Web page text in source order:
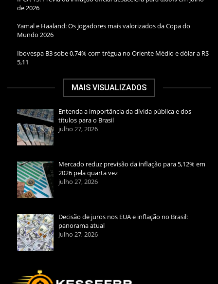
de 2026
Yamal e Haaland: Os jogadores mais valorizados da Copa do
Mundo 2026
Ibovespa B3 sobe 0,74% com trégua no Oriente Médio e dólar a R$
5,11
MAIS VISUALIZADOS
Entenda a importância da dívida pública e dos
títulos para o Brasil
julho 27, 2026
Mercado reduz previsão da inflação para 5,12% em
2026 pela quarta vez
julho 27, 2026
Decisão de juros nos EUA e inflação no Brasil:
panorama atual
julho 27, 2026